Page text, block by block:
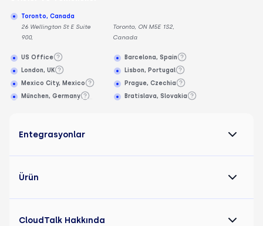
Toronto, Canada
26 Wellington St E Suite
900,
Toronto, ON M5E 1S2,
Canada
US Office
London, UK
Mexico City, Mexico
München, Germany
Barcelona, Spain
Lisbon, Portugal
Prague, Czechia
Bratislava, Slovakia
Entegrasyonlar
Ürün
CloudTalk Hakkında